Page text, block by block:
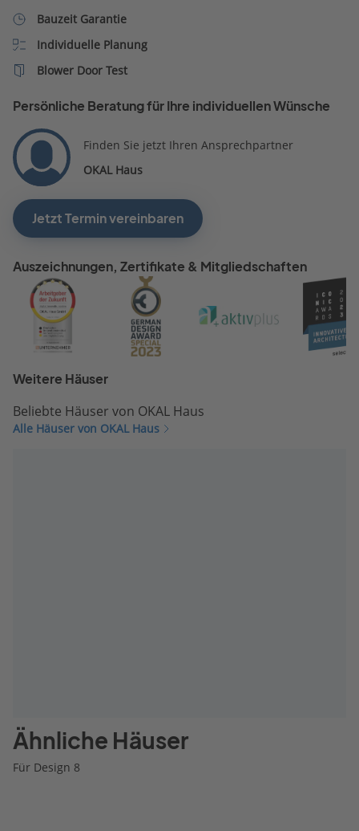
Bauzeit Garantie
Individuelle Planung
Blower Door Test
Persönliche Beratung für Ihre individuellen Wünsche
Finden Sie jetzt Ihren Ansprechpartner
OKAL Haus
Jetzt Termin vereinbaren
Auszeichnungen, Zertifikate & Mitgliedschaften
Weitere Häuser
Beliebte Häuser von OKAL Haus
Alle Häuser von OKAL Haus
Ähnliche Häuser
Für Design 8